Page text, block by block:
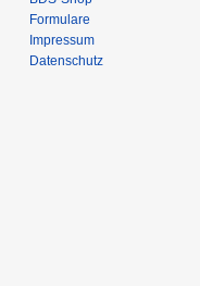
Formulare
Impressum
Datenschutz